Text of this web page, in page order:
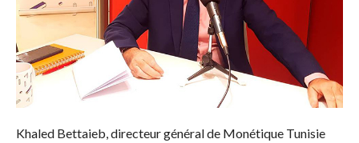
Khaled Bettaieb, directeur général de Monétique Tunisie